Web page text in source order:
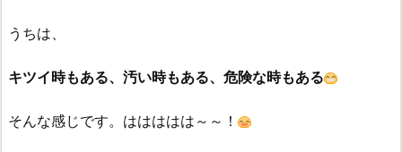
うちは、
キツイ時もある、汚い時もある、危険な時もある
そんな感じです。ははははは～～！